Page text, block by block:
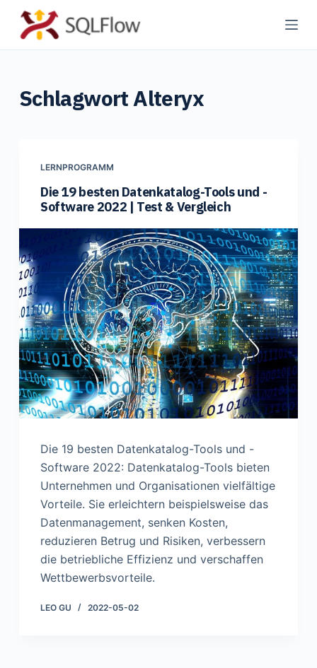
Z
u
n
g
e
n
SchlagwortAlteryx
LERNPROGRAMM
Die 19 besten Datenkatalog-Tools und -
Software 2022 | Test & Vergleich
Die 19 besten Datenkatalog-Tools und -
Software 2022: Datenkatalog-Tools bieten
Unternehmen und Organisationen vielfältige
Vorteile. Sie erleichtern beispielsweise das
Datenmanagement, senken Kosten,
reduzieren Betrug und Risiken, verbessern
die betriebliche Effizienz und verschaffen
Wettbewerbsvorteile.
LEO GU 2022-05-02